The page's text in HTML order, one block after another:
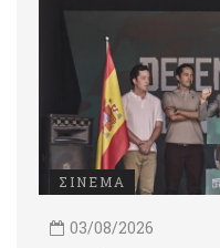
ΣΙΝΕΜΑ
03/08/2026